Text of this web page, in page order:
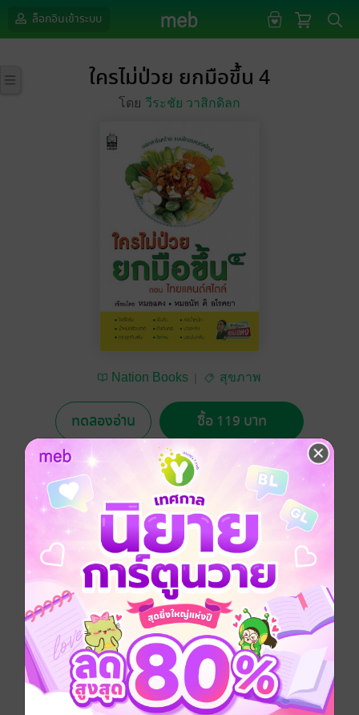
ล็อกอินเข้าระบบ
ใครไม่ป่วย ยกมือขึ้น 4
โดย วีระชัย วาสิกดิลก
Nation Books สุขภาพ
ทดลองอ่าน ซื้อ 119 บาท
No Rating
ซื้อเป็นของขวัญ ติดตาม แชร์
ตอนไทยแลนด์สไตล์ หน้าที่แนะนำวิธีการดูแลร่างกาย
รักษาอาการป่วยแบบง่ายๆ ด้วยความเป็นธรรมชาติ นำ
เอาสิ่งรอบตัว อาหาร ยารักษาโรค จะสามารถปรับเปลี่ยน
เวลาชีวิต ร่างกายของเราจะแข็งแรงปลอดภัยได้อย่างไร
ประเภทไฟล์ pdf